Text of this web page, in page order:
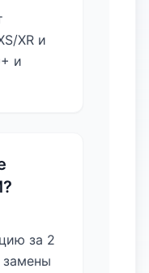
XR и
и
за 2
замены